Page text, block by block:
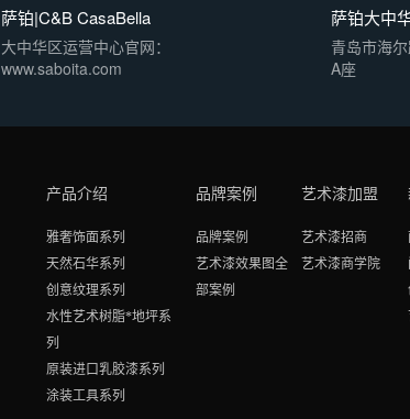
萨铂|C&B CasaBella
大中华区运营中心官网：
www.saboita.com
萨铂大中
青岛市海
A座
产品介绍
雅奢饰面系列
天然石华系列
创意纹理系列
水性艺术树脂*地坪系
列
原装进口乳胶漆系列
涂装工具系列
品牌案例
品牌案例
艺术漆效果图全
部案例
艺术漆加盟
艺术漆招商
艺术漆商学院